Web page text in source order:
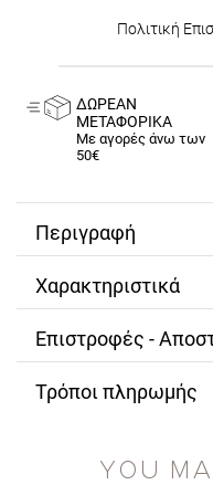
Πολιτική
ΔΩΡΕΑΝ
ΜΕΤΑΦΟΡΙΚΑ
Με αγορές άνω των
50€
Περιγραφή
Χαρακτηριστικά
Επιστροφές -
Τρόποι πληρωμής
YOU